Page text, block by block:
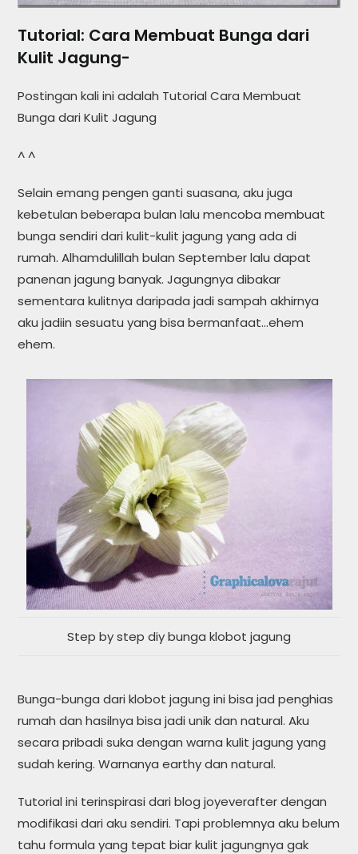
Tutorial: Cara Membuat Bunga dari
Kulit Jagung-
Postingan kali ini adalah Tutorial Cara Membuat
Bunga dari Kulit Jagung
^ ^
Selain emang pengen ganti suasana, aku juga
kebetulan beberapa bulan lalu mencoba membuat
bunga sendiri dari kulit-kulit jagung yang ada di
rumah. Alhamdulillah bulan September lalu dapat
panenan jagung banyak. Jagungnya dibakar
sementara kulitnya daripada jadi sampah akhirnya
aku jadiin sesuatu yang bisa bermanfaat…ehem
ehem.
Step by step diy bunga klobot jagung
Bunga-bunga dari klobot jagung ini bisa jad penghias
rumah dan hasilnya bisa jadi unik dan natural. Aku
secara pribadi suka dengan warna kulit jagung yang
sudah kering. Warnanya earthy dan natural.
Tutorial ini terinspirasi dari blog joyeverafter dengan
modifikasi dari aku sendiri. Tapi problemnya aku belum
tahu formula yang tepat biar kulit jagungnya gak